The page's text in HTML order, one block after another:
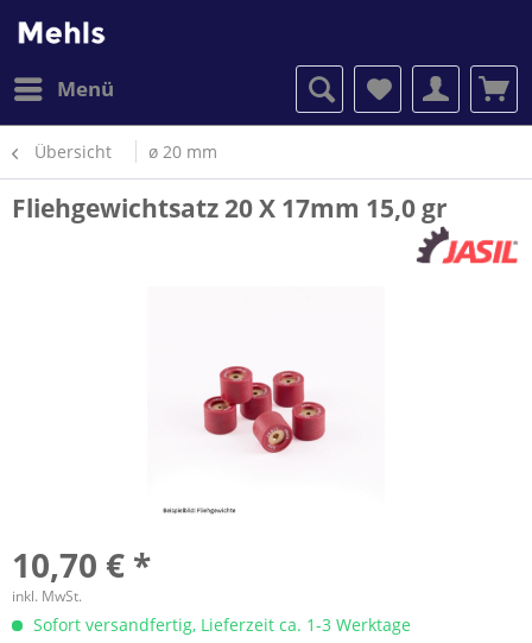
Menü
Übersicht ø 20 mm
Fliehgewichtsatz 20 X 17mm 15,0 gr
10,70 € *
inkl. MwSt.
Sofort versandfertig, Lieferzeit ca. 1-3 Werktage